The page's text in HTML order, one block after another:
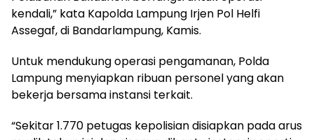
kendali,” kata Kapolda Lampung Irjen Pol Helfi
Assegaf, di Bandarlampung, Kamis.
Untuk mendukung operasi pengamanan, Polda
Lampung menyiapkan ribuan personel yang akan
bekerja bersama instansi terkait.
“Sekitar 1.770 petugas kepolisian disiapkan pada arus